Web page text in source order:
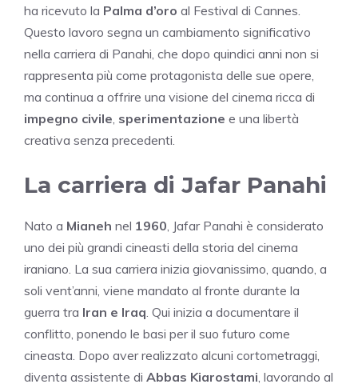
ha ricevuto la Palma d’oro al Festival di Cannes.
Questo lavoro segna un cambiamento significativo
nella carriera di Panahi, che dopo quindici anni non si
rappresenta più come protagonista delle sue opere,
ma continua a offrire una visione del cinema ricca di
impegno civile, sperimentazione e una libertà
creativa senza precedenti.
La carriera di Jafar Panahi
Nato a Mianeh nel 1960, Jafar Panahi è considerato
uno dei più grandi cineasti della storia del cinema
iraniano. La sua carriera inizia giovanissimo, quando, a
soli vent’anni, viene mandato al fronte durante la
guerra tra Iran e Iraq. Qui inizia a documentare il
conflitto, ponendo le basi per il suo futuro come
cineasta. Dopo aver realizzato alcuni cortometraggi,
diventa assistente di Abbas Kiarostami, lavorando al